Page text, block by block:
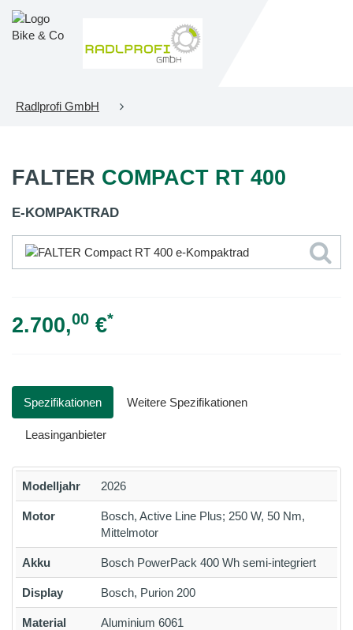
Radlprofi GmbH
FALTER COMPACT RT 400
E-KOMPAKTRAD
2.700,00 €*
Spezifikationen Weitere Spezifikationen
Leasinganbieter
Modelljahr 2026
Motor
Bosch, Active Line Plus; 250 W, 50 Nm,
Mittelmotor
Akku Bosch PowerPack 400 Wh semi-integriert
Display Bosch, Purion 200
Material Aluminium 6061